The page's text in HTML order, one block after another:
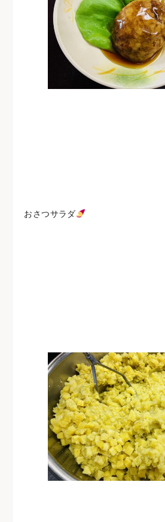
おさつサラダ